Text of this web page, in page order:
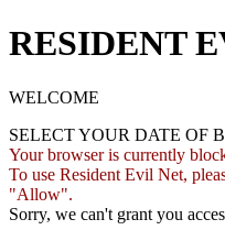
RESIDENT
WELCOME
SELECT YOUR DATE OF
Your browser is currently
To use Resident Evil Net,
"Allow".
Sorry, we can't grant you